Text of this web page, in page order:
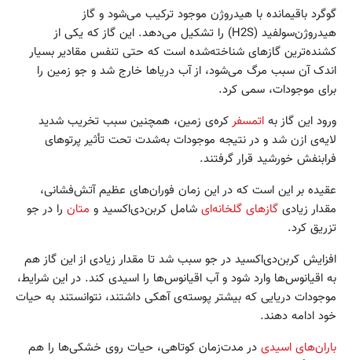
گوگرد باقیمانده با هیدروژن موجود ترکیب می‌شود و گاز
هیدروژن‌سولفید (H2S) را تشکیل می‌دهد. این گاز كه یکی از
کشنده‌ترین گازهای شناخته‌شده است که حتی تنفس مقادیر بسیار
اندک آن سبب مرگ می‌شود، از آب دریاها خارج شد و جو زمین را
برای موجودات، سمی کرد.
ورود این گاز به اتمسفرکره‌ی زمین، همچنین سبب تخریب شدید
لایه‌ی ازن شد و در نتیجه موجودات به‌شدت تحت تأثیر پرتوهای
فرابنفش خورشید قرار گرفتند.
عقیده بر این است که در این زمان فوران‌های عظیم آتش‌فشانی،
مقدار زیادی گازهای گلخانه‌ای شامل کربن‌دی‌اکسید و متان را در جو
تزریق کرد.
افزایش کربن‌دی‌اکسید در جو سبب شد تا مقدار زیادی از این گاز هم
به اقیانوس‌ها وارد شود و آب اقیانوس‌ها را اسیدی كند. در این شرایط،
موجودات دریایی که بیشتر پوسته‌ی آهکی داشتند، نتوانستند به حیات
خود ادامه دهند.
باران‌های اسیدی در مدت‌زمان کوتاهی، حیات روی خشکی‌ها را هم